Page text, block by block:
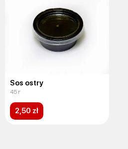
Sos ostry
45 г
2,50 zł